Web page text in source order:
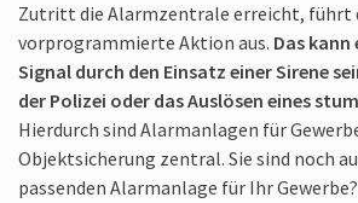
Zutritt die Alarm­zentrale erreicht, führt
vorprogrammierte Aktion aus. Das
Signal durch den Einsatz einer Sirene
der Polizei oder das Auslösen eines
Hierdurch sind Alarmanlagen für
Objektsicherung zentral. Sie sind noch
passenden Alarmanlage für Ihr